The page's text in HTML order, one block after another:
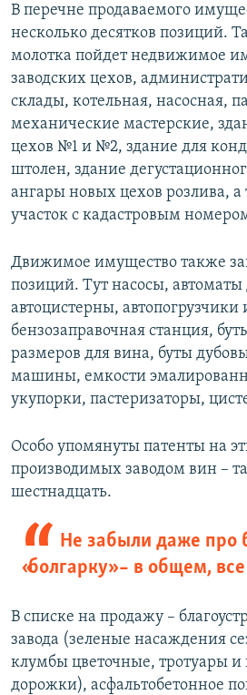
В перечне продаваемого
несколько десятков позиций.
молотка пойдет недвижимое
заводских цехов,
склады, котельная, насосная,
механические мастерские,
цехов №1 и №2, здание для
штолен, здание
ангары новых цехов розлива,
участок с кадастровым
Движимое имущество также
позиций. Тут насосы, автоматы
автоцистерны, автопогрузчики
бензозаправочная станция,
размеров для вина, буты
машины, емкости
укупорки, пастеризаторы,
Особо упомянуты патенты на
производимых заводом вин –
шестнадцать.
Не забыли даже про
«болгарку» – в общем,
В списке на продажу –
завода (зеленые насаждения
клумбы цветочные, тротуары
дорожки), асфальтобетонное